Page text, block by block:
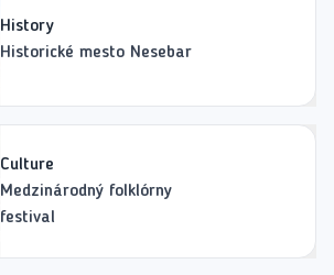
History
Historické mesto Nesebar
Culture
Medzinárodný folklórny
festival